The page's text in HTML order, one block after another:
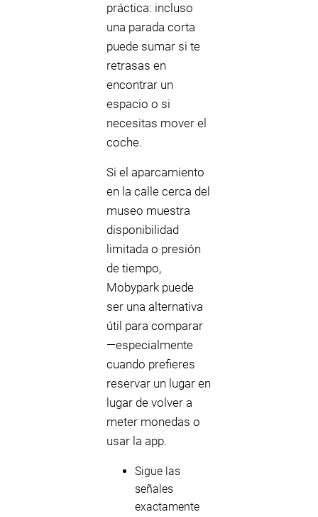
práctica: incluso
una parada corta
puede sumar si te
retrasas en
encontrar un
espacio o si
necesitas mover el
coche.
Si el aparcamiento
en la calle cerca del
museo muestra
disponibilidad
limitada o presión
de tiempo,
Mobypark puede
ser una alternativa
útil para comparar
—especialmente
cuando prefieres
reservar un lugar en
lugar de volver a
meter monedas o
usar la app.
Sigue las
señales
exactamente